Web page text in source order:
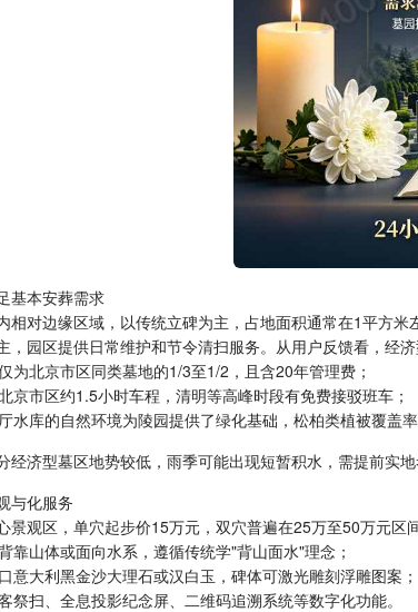
基本安葬需求
相对边缘区域，以传统立碑为主，占地面积通常在1平方
，园区提供日常维护和节令清扫服务。从用户反馈看，经
为北京市区同类墓地的1/3至1/2，且含20年管理费；
京市区约1.5小时车程，清明等高峰时段有免费接驳班车；
水库的自然环境为陵园提供了绿化基础，松柏类植被覆盖率
经济型墓区地势较低，雨季可能出现短暂积水，需提前实地
与化服务
景观区，单穴起步价15万元，双穴普遍在25万至50万元区
靠山体或面向水系，遵循传统学"背山面水"理念；
意大利黑金沙大理石或汉白玉，碑体可激光雕刻浮雕图案；
祭扫、全息投影纪念屏、二维码追溯系统等数字化功能。